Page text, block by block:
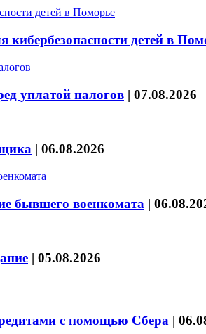
детей в
уплатой налогов | 07.08.2026
| 06.08.2026
бывшего военкомата |
| 05.08.2026
с помощью Сбера |